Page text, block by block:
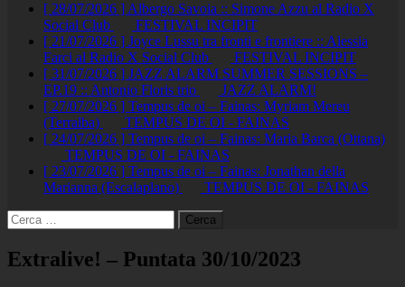
[ 28/07/2026 ] Albergo Savoia :: Simone Azzu al Radio X
Social Club
FESTIVAL INCIPIT
[ 21/07/2026 ] Joyce Lussu tra fronti e frontiere :: Alessia
Farci al Radio X Social Club
FESTIVAL INCIPIT
[ 31/07/2026 ] JAZZ ALARM SUMMER SESSIONS –
EP.19 :: Antonio Floris trio
JAZZ ALARM!
[ 27/07/2026 ] Tempus de oi – Fainas: Myriam Mereu
(Terralba)
TEMPUS DE OI - FAINAS
[ 24/07/2026 ] Tempus de oi – Fainas: Maria Barca (Ottana)
TEMPUS DE OI - FAINAS
[ 23/07/2026 ] Tempus de oi – Fainas: Jonathan della
Marianna (Escalaplano)
TEMPUS DE OI - FAINAS
Ricerca
per:
Extralive! – Puntata 30/10/2023